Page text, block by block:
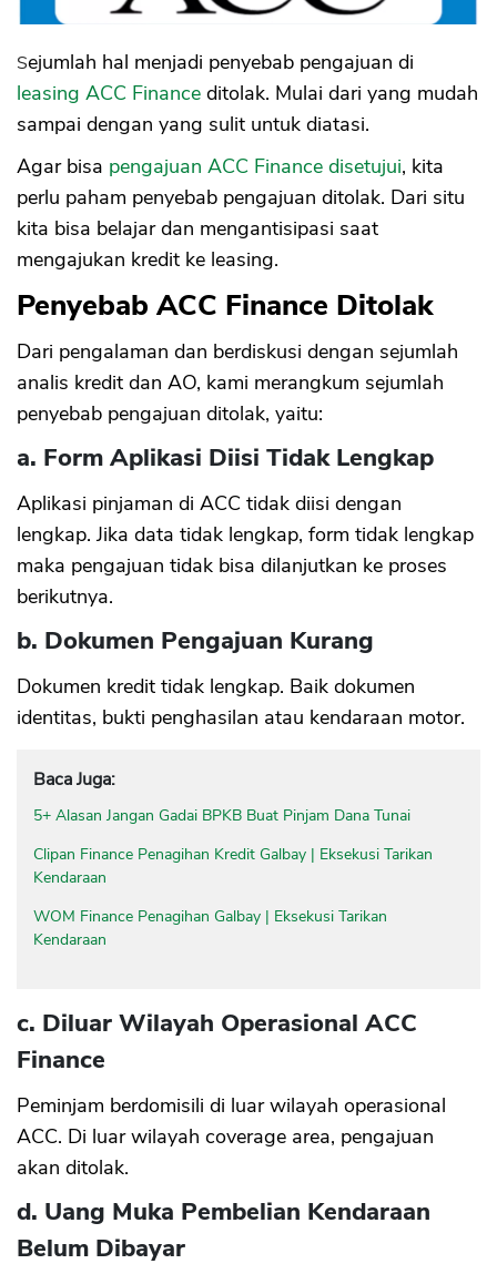
Sejumlah hal menjadi penyebab pengajuan di
leasing ACC Finance ditolak. Mulai dari yang mudah
sampai dengan yang sulit untuk diatasi.
Agar bisa pengajuan ACC Finance disetujui, kita
perlu paham penyebab pengajuan ditolak. Dari situ
kita bisa belajar dan mengantisipasi saat
mengajukan kredit ke leasing.
Penyebab ACC Finance Ditolak
Dari pengalaman dan berdiskusi dengan sejumlah
analis kredit dan AO, kami merangkum sejumlah
penyebab pengajuan ditolak, yaitu:
a. Form Aplikasi Diisi Tidak Lengkap
Aplikasi pinjaman di ACC tidak diisi dengan
lengkap. Jika data tidak lengkap, form tidak lengkap
maka pengajuan tidak bisa dilanjutkan ke proses
berikutnya.
b. Dokumen Pengajuan Kurang
Dokumen kredit tidak lengkap. Baik dokumen
identitas, bukti penghasilan atau kendaraan motor.
Baca Juga:
5+ Alasan Jangan Gadai BPKB Buat Pinjam Dana Tunai
Clipan Finance Penagihan Kredit Galbay | Eksekusi Tarikan
Kendaraan
WOM Finance Penagihan Galbay | Eksekusi Tarikan
Kendaraan
c. Diluar Wilayah Operasional ACC
Finance
Peminjam berdomisili di luar wilayah operasional
ACC. Di luar wilayah coverage area, pengajuan
akan ditolak.
d. Uang Muka Pembelian Kendaraan
Belum Dibayar